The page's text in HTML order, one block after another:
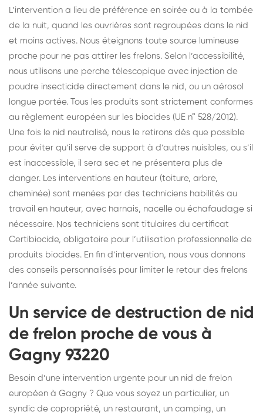
L’intervention a lieu de préférence en soirée ou à la tombée
de la nuit, quand les ouvrières sont regroupées dans le nid
et moins actives. Nous éteignons toute source lumineuse
proche pour ne pas attirer les frelons. Selon l’accessibilité,
nous utilisons une perche télescopique avec injection de
poudre insecticide directement dans le nid, ou un aérosol
longue portée. Tous les produits sont strictement conformes
au règlement européen sur les biocides (UE n° 528/2012).
Une fois le nid neutralisé, nous le retirons dès que possible
pour éviter qu’il serve de support à d’autres nuisibles, ou s’il
est inaccessible, il sera sec et ne présentera plus de
danger. Les interventions en hauteur (toiture, arbre,
cheminée) sont menées par des techniciens habilités au
travail en hauteur, avec harnais, nacelle ou échafaudage si
nécessaire. Nos techniciens sont titulaires du certificat
Certibiocide, obligatoire pour l’utilisation professionnelle de
produits biocides. En fin d’intervention, nous vous donnons
des conseils personnalisés pour limiter le retour des frelons
l’année suivante.
Un service de destruction de nid
de frelon proche de vous à
Gagny 93220
Besoin d’une intervention urgente pour un nid de frelon
européen à Gagny ? Que vous soyez un particulier, un
syndic de copropriété, un restaurant, un camping, un